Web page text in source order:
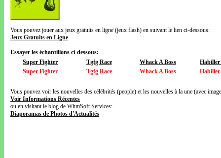
Vous pouvez jouer aux jeux gratuits en ligne (jeux flash) en suivant le lien ci-dessous:
Jeux Gratuits en Ligne
Essayer les échantillons ci-dessous:
Super Fighter
Tgfg Race Whack A Boss
Super Fighter
Tgfg Race Whack A Boss
Vous pouvez voir les nouvelles des célébrités (people) et les nouvelles à la une (avec
Voir Informations Récentes
ou en visitant le blog de WhmSoft Services:
Diaporamas de Photos d'Actualités